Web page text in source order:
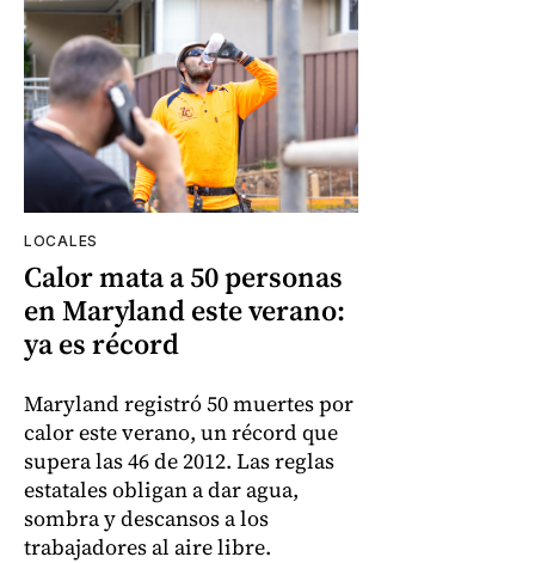
LOCALES
Calor mata a 50 personas
en Maryland este verano:
ya es récord
Maryland registró 50 muertes por
calor este verano, un récord que
supera las 46 de 2012. Las reglas
estatales obligan a dar agua,
sombra y descansos a los
trabajadores al aire libre.